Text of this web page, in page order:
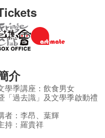
介
學季講座：飲食男女
「過去識」及文學季啟動禮
者：李昂、葉輝
持：羅貴祥